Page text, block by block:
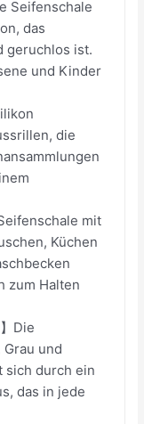
Seifenschale
das
geruchlos ist.
und Kinder
die
mit
Küchen
zum Halten
Die
und
sich durch ein
das in jede